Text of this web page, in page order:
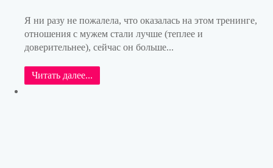
Я ни разу не пожалела, что оказалась на этом тренинге,
отношения с мужем стали лучше (теплее и
доверительнее), сейчас он больше...
Читать далее...